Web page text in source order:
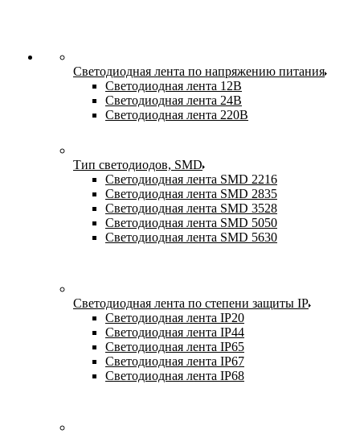
Светодиодная лента по напряжению питания
Светодиодная лента 12В
Светодиодная лента 24В
Светодиодная лента 220В
Тип светодиодов, SMD
Cветодиодная лента SMD 2216
Светодиодная лента SMD 2835
Светодиодная лента SMD 3528
Светодиодная лента SMD 5050
Светодиодная лента SMD 5630
Светодиодная лента по степени защиты IP
Светодиодная лента IP20
Светодиодная лента IP44
Светодиодная лента IP65
Светодиодная лента IP67
Светодиодная лента IP68